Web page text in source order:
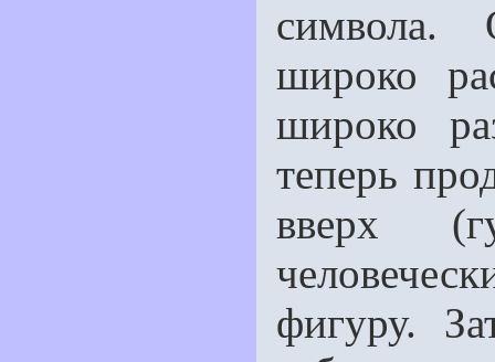
широко
широко
теперь
вверх
фигуру.